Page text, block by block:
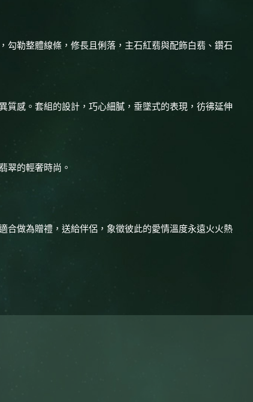
勾勒整體線條，修長且俐落，主石紅翡與配飾白翡、鑽石
質感。套組的設計，巧心細膩，垂墜式的表現，彷彿延伸
翠的輕奢時尚。
合做為贈禮，送給伴侶，象徵彼此的愛情溫度永遠火火熱